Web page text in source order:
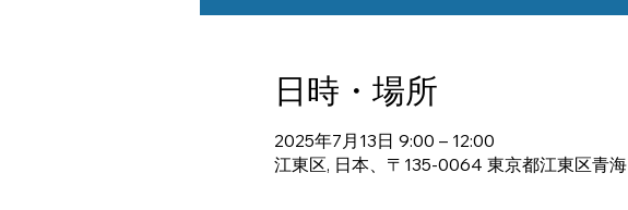
日時・場所
2025年7月13日 9:00 – 12:00
江東区, 日本、〒135-0064 東京都江東区青